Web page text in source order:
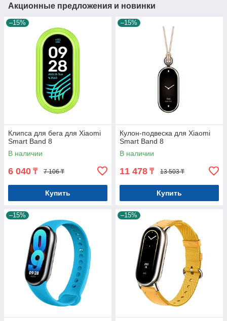
Акционные предложения и новинки
–15%
Клипса для бега для Xiaomi
Smart Band 8
В наличии
6 040 ₸ 7 106 ₸
Купить
–15%
Кулон-подвеска для Xiaomi
Smart Band 8
В наличии
11 478 ₸ 13 503 ₸
Купить
–15% –15%